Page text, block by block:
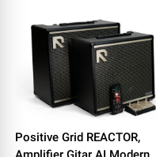
Positive Grid REACTOR,